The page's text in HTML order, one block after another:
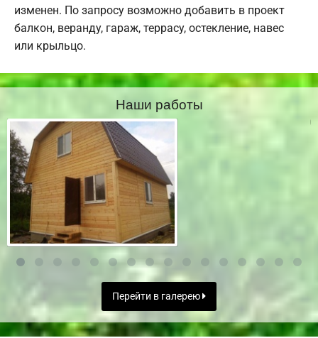
изменен. По запросу возможно добавить в проект
балкон, веранду, гараж, террасу, остекление, навес
или крыльцо.
Наши работы
Перейти в галерею